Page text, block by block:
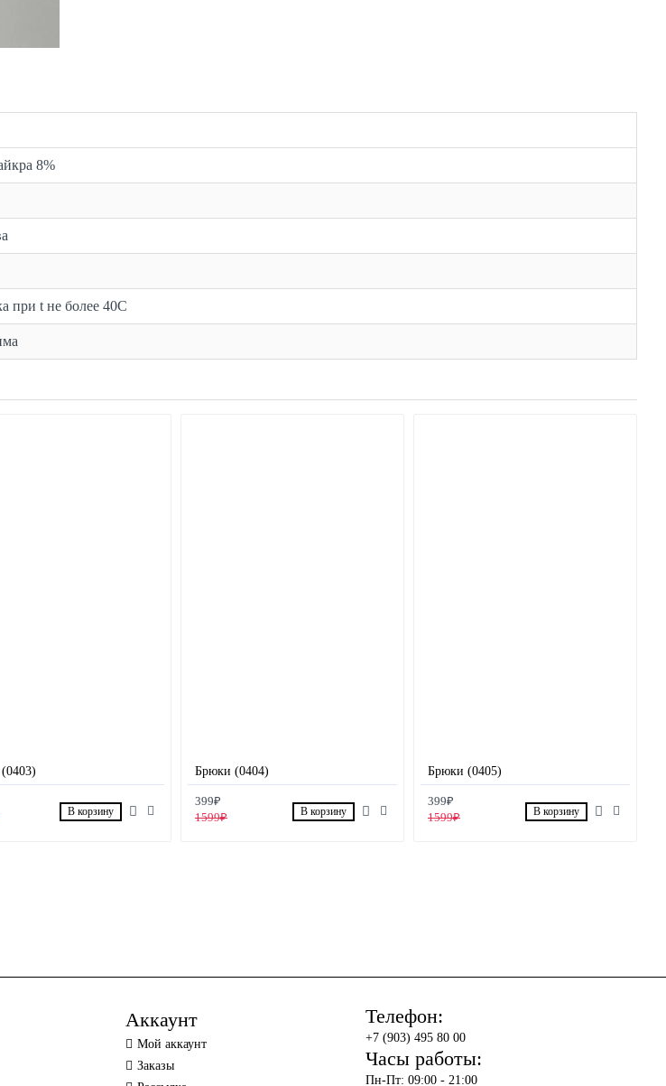
8%
при t не более 40С
В корзину
Брюки (0404)
399₽
1599₽
В корзину
Брюки (0405)
399₽
1599₽
В корзину
Аккаунт
Мой аккаунт
Заказы
Телефон:
+7 (903) 495 80 00
Часы работы:
Пн-Пт: 09:00 - 21:00